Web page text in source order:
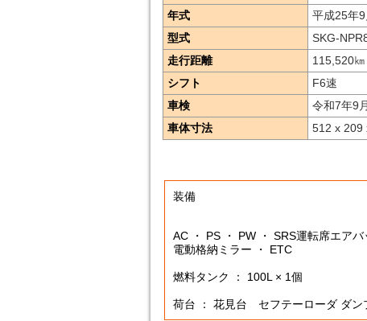
年式
平成25年9
型式
SKG-
走行距離
115,520㎞
シフト
F6速
車検
令和7年9
車体寸法
512 x 209
装備
AC ・ PS ・ PW ・ SRS運転席エアバ
電動格納ミラー ・ ETC
燃料タンク ： 100L × 1個
荷台 ： 花見台 セフテーローダ ダン